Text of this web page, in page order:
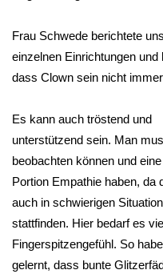
Frau Schwede berichtete
einzelnen Einrichtungen
dass Clown sein nicht
Es kann auch tröstend und
unterstützend sein. Man
beobachten können und
Portion Empathie haben, da
auch in schwierigen
stattfinden. Hier bedarf es
Fingerspitzengefühl. So
gelernt, dass bunte